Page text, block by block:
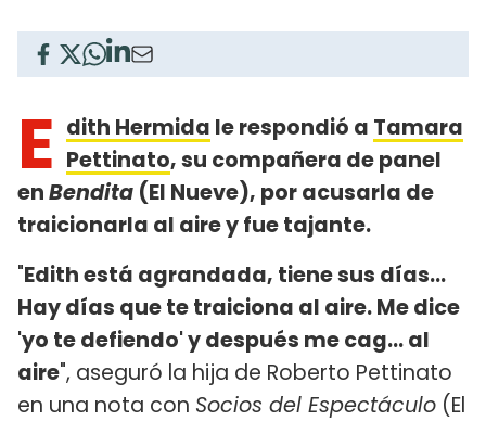
E dith Hermida le respondió a Tamara
Pettinato, su compañera de panel
enBendita (El Nueve), por acusarla de
traicionarla al aire y fue tajante.
"Edith está agrandada, tiene sus días...
Hay días que te traiciona al aire. Me dice
'yo te defiendo' y después me cag... al
aire", aseguró la hija de Roberto Pettinato
en una nota con Socios del Espectáculo (El